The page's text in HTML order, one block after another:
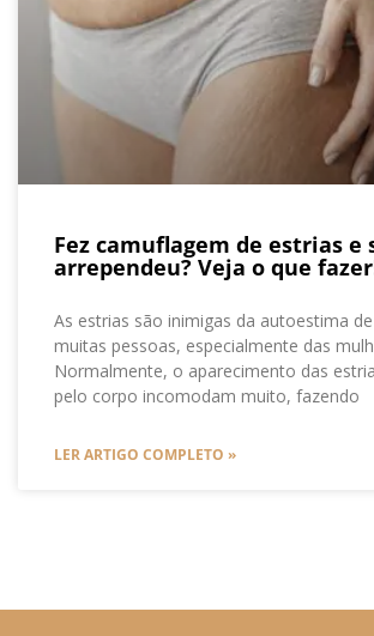
Fez camuflagem de estrias e
arrependeu? Veja o que
As estrias são inimigas da autoestima de
muitas pessoas, especialmente das
Normalmente, o aparecimento das
pelo corpo incomodam muito, fazendo
LER ARTIGO COMPLETO »